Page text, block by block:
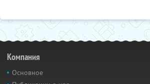
Компания
Основное